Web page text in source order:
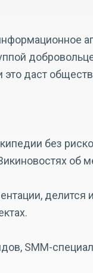
даст
без
об
SMM-